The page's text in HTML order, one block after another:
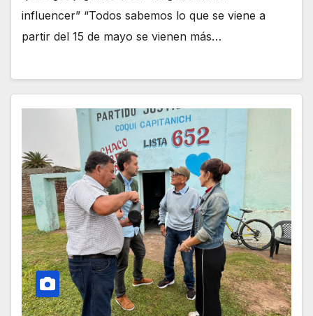
influencer” “Todos sabemos lo que se viene a
partir del 15 de mayo se vienen más…